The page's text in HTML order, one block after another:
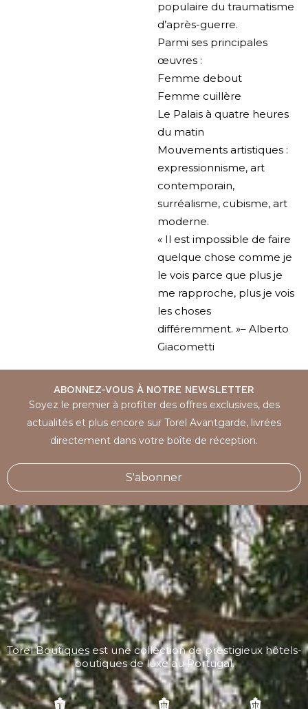
populaire du traumatisme
d’après-guerre.
Parmi ses principales
œuvres :
Femme debout
Femme cuillère
Le Palais à quatre heures
du matin
Mouvements artistiques :
expressionnisme, art
contemporain,
surréalisme, cubisme, art
moderne.
« Il est impossible de faire
quelque chose comme je
le vois parce que plus je
me rapproche, plus je vois
les choses
différemment. »– Alberto
Giacometti
ABONNEZ-VOUS À NOTRE NEWSLETTER
Soyez le premier à profiter des offres exclusives, des
actualités et plus encore sur Torel Avantgarde, livrées
directement dans votre boîte de réception.
S'abonner
Torel Boutiquesest une collection de prestigieux hôtels-
boutiques de luxe au Portugal.